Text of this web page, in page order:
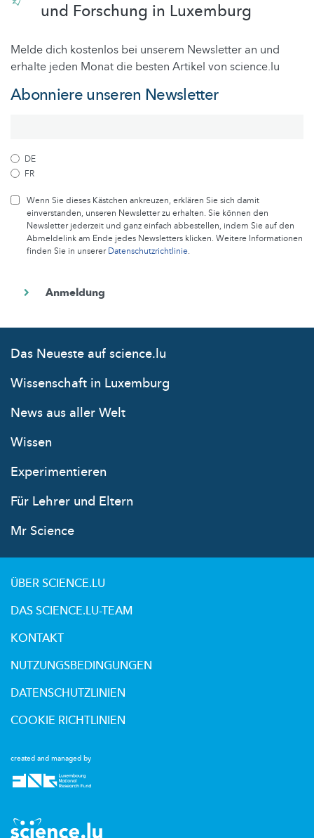
und Forschung in Luxemburg
Melde dich kostenlos bei unserem Newsletter an und
erhalte jeden Monat die besten Artikel von science.lu
Abonniere unseren Newsletter
DE
FR
Wenn Sie dieses Kästchen ankreuzen, erklären Sie sich damit
einverstanden, unseren Newsletter zu erhalten. Sie können den
Newsletter jederzeit und ganz einfach abbestellen, indem Sie auf den
Abmeldelink am Ende jedes Newsletters klicken. Weitere Informationen
finden Sie in unsererDatenschutzrichtlinie.
Das Neueste auf science.lu
Wissenschaft in Luxemburg
News aus aller Welt
Wissen
Experimentieren
Für Lehrer und Eltern
Mr Science
created and managed by
ÜBER SCIENCE.LU
DAS SCIENCE.LU-TEAM
KONTAKT
NUTZUNGSBEDINGUNGEN
DATENSCHUTZLINIEN
COOKIE RICHTLINIEN